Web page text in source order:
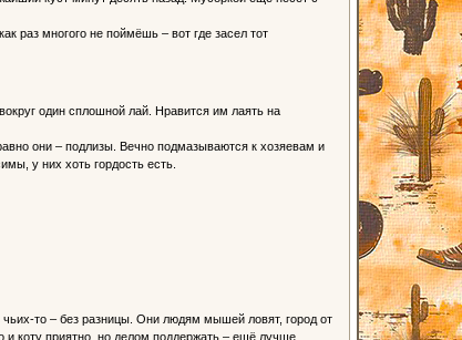
раз многого не поймёшь – вот где засел тот
один сплошной лай. Нравится им лаять на
они – подлизы. Вечно подмазываются к хозяевам и
у них хоть гордость есть.
то – без разницы. Они людям мышей ловят, город от
коту приятно, но делом поддержать – ещё лучше.